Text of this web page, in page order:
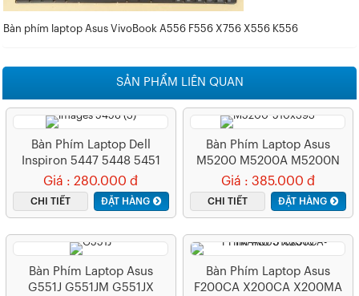
Bàn phím laptop Asus VivoBook A556 F556 X756 X556 K556
SẢN PHẨM LIÊN QUAN
Bàn Phím Laptop Dell
Inspiron 5447 5448 5451
5455 5458 5459 7447
Vostro 14 3449 14 3467
3468 14 5000 14 5468 –
Giá : 280.000 đ
CHI TIẾT ĐẶT HÀNG
Bàn Phím Laptop Asus
M5200 M5200A M5200N
M5200AE
Giá : 385.000 đ
CHI TIẾT ĐẶT HÀNG
Bàn Phím Laptop Asus
G551J G551JM G551JX
Bàn Phím Laptop Asus
F200CA X200CA X200MA